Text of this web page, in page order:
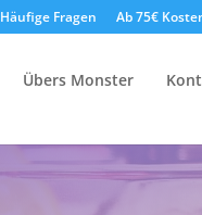
Häufige Fragen Ab 75€
Übers Monster